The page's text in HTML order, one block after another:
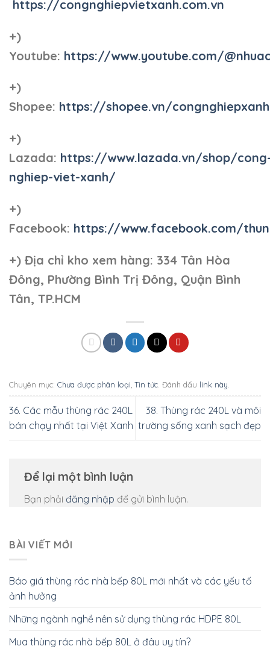
https://congnghiepvietxanh.com.vn
+)
Youtube: https://www.youtube.com/
+)
Shopee: https://shopee.vn/
+)
Lazada: https://www.lazada.vn/shop/
nghiep-viet-xanh/
+)
Facebook: https://www.facebook.com/
+) Địa chỉ kho xem hàng: 334 Tân Hòa
Đông, Phường Bình Trị Đông, Quận Bình
Tân, TP.HCM
Chuyên mục: Chưa được phân loại Tin tức . Đánh dấu link này
36. Các mẫu thùng rác 240L
bán chạy nhất tại Việt Xanh
38. Thùng rác 240L và môi
trường sống xanh sạch đẹp
Để lại một bình luận
Bạn phải đăng nhập để gửi bình luận.
BÀI VIẾT MỚI
Báo giá thùng rác nhà bếp 80L mới nhất và các yếu tố
ảnh hưởng
Những ngành nghề nên sử dụng thùng rác HDPE 80L
Mua thùng rác nhà bếp 80L ở đâu uy tín?